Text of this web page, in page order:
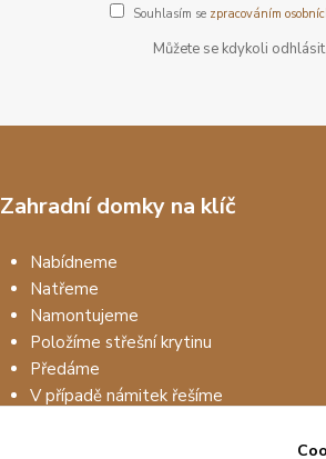
Souhlasím se zpracováním
Můžete se kdykoli
Zahradní domky na klíč
Nabídneme
Natřeme
Namontujeme
Položíme střešní krytinu
Předáme
V případě námitek řešíme